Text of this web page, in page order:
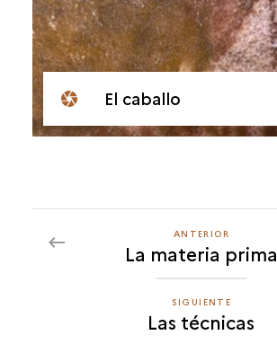
El caballo
ANTERIOR
LAS
TÉCNICAS
ANTERIOR
La materia prima
SIGUIENTE
LAS
SIGUIENTE
Las técnicas